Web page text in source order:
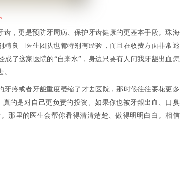
齿，更是预防牙周病、保护牙齿健康的更基本手段。珠海
良，医生团队也都特别有经验，而且在收费方面非常透
了这家医院的“自来水”，身边只要有人问我牙龈出血怎
疼或者牙龈重度萎缩了才去医院，那时候往往要花更多
的是对自己更负责的投资。如果你也被牙龈出血、口臭
那里的医生会帮你看得清清楚楚、做得明明白白。相信